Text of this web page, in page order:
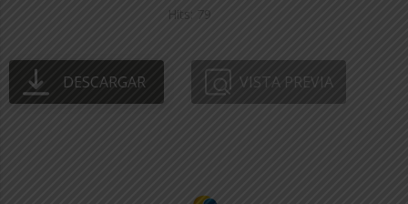
Hits: 79
DESCARGAR VISTA PREVIA